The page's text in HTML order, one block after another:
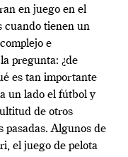
en juego en el
cuando tienen un
e
pregunta: ¿de
es tan importante
un lado el fútbol y
de otros
pasadas. Algunos de
el juego de pelota